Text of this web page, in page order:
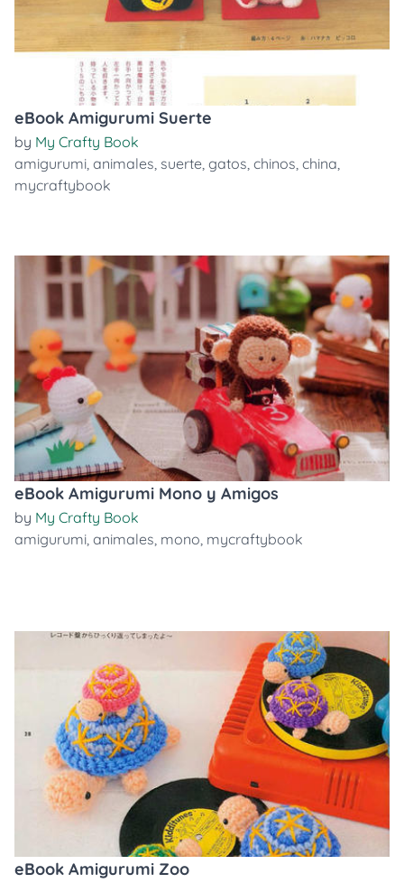
eBook Amigurumi Suerte
by My Crafty Book
amigurumi, animales, suerte, gatos, chinos, china,
mycraftybook
eBook Amigurumi Mono y Amigos
by My Crafty Book
amigurumi, animales, mono, mycraftybook
eBook Amigurumi Zoo